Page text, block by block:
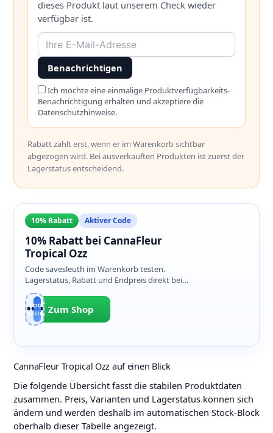
dieses Produkt laut unserem Check wieder
verfügbar ist.
Benachrichtigen
Ich möchte eine einmalige Produktverfügbarkeits-
Benachrichtigung erhalten und akzeptiere die
Datenschutzhinweise.
Rabatt zählt erst, wenn er im Warenkorb sichtbar
abgezogen wird. Bei ausverkauften Produkten ist zuerst der
Lagerstatus entscheidend.
10% Rabatt Aktiver Code
10% Rabatt bei CannaFleur
Tropical Ozz
Code savesleuth im Warenkorb testen.
Lagerstatus, Rabatt und Endpreis direkt bei
CannaFleur prüfen.
SAV•••••TH
CODE
ANZEIGENZum Shop
CannaFleur Tropical Ozz auf einen Blick
Die folgende Übersicht fasst die stabilen Produktdaten
zusammen. Preis, Varianten und Lagerstatus können sich
ändern und werden deshalb im automatischen Stock-Block
oberhalb dieser Tabelle angezeigt.